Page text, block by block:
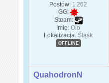
Postów: 1 262
GG:
Steam:
Imię: Olo
Lokalizacja: Śląsk
OFFLINE
QuahodronN